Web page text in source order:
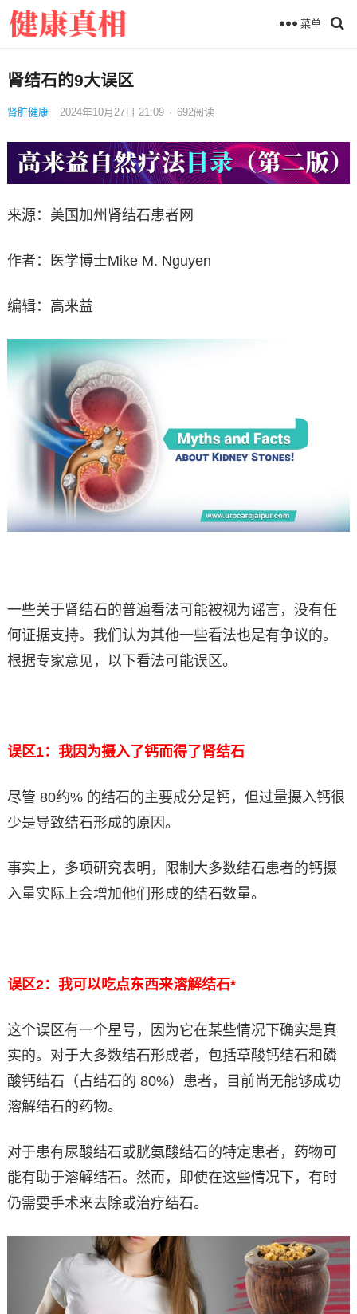
菜单
肾结石的9大误区
肾脏健康 2024年10月27日 21:09 · 692阅读
来源：美国加州肾结石患者网
作者：医学博士Mike M. Nguyen
编辑：高来益
一些关于肾结石的普遍看法可能被视为谣言，没有任
何证据支持。我们认为其他一些看法也是有争议的。
根据专家意见，以下看法可能误区。
误区1：我因为摄入了钙而得了肾结石
尽管 80约% 的结石的主要成分是钙，但过量摄入钙很
少是导致结石形成的原因。
事实上，多项研究表明，限制大多数结石患者的钙摄
入量实际上会增加他们形成的结石数量。
误区2：我可以吃点东西来溶解结石*
这个误区有一个星号，因为它在某些情况下确实是真
实的。对于大多数结石形成者，包括草酸钙结石和磷
酸钙结石（占结石的 80%）患者，目前尚无能够成功
溶解结石的药物。
对于患有尿酸结石或胱氨酸结石的特定患者，药物可
能有助于溶解结石。然而，即使在这些情况下，有时
仍需要手术来去除或治疗结石。